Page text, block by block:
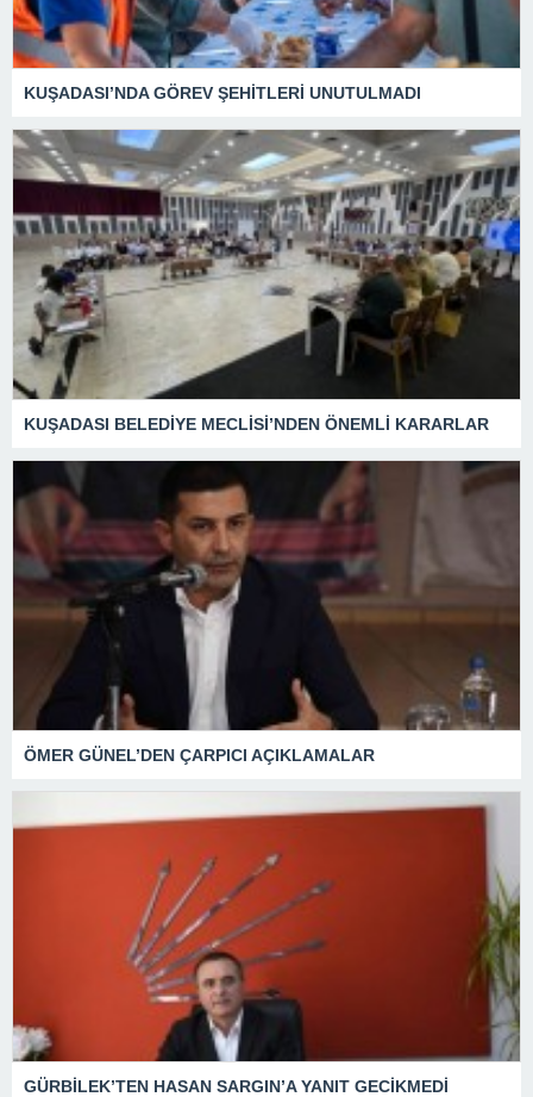
KUŞADASI’NDA GÖREV ŞEHİTLERİ UNUTULMADI
KUŞADASI BELEDİYE MECLİSİ’NDEN ÖNEMLİ KARARLAR
ÖMER GÜNEL’DEN ÇARPICI AÇIKLAMALAR
GÜRBİLEK’TEN HASAN SARGIN’A YANIT GECİKMEDİ